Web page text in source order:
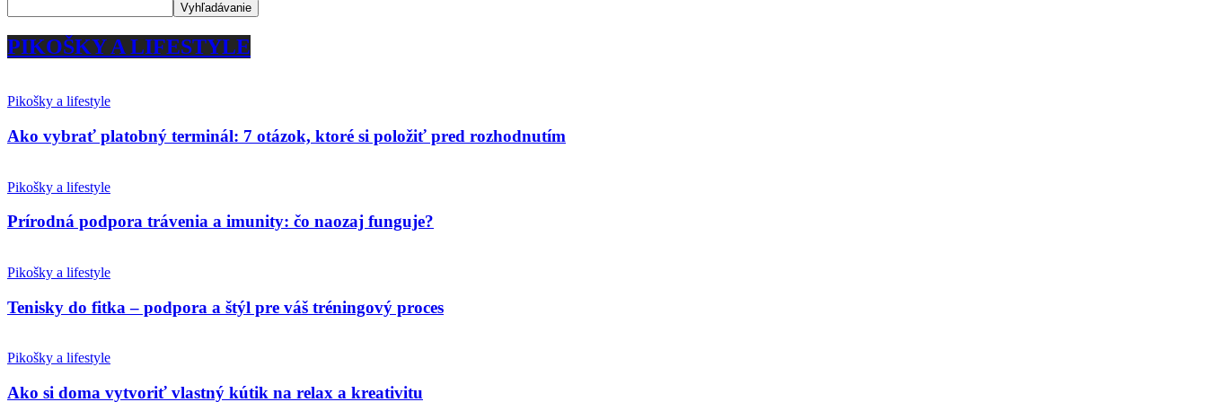
PIKOŠKY A LIFESTYLE
Pikošky a lifestyle
Ako vybrať platobný terminál: 7 otázok, ktoré si položiť pred rozhodnutím
Pikošky a lifestyle
Prírodná podpora trávenia a imunity: čo naozaj funguje?
Pikošky a lifestyle
Tenisky do fitka – podpora a štýl pre váš tréningový proces
Pikošky a lifestyle
Ako si doma vytvoriť vlastný kútik na relax a kreativitu